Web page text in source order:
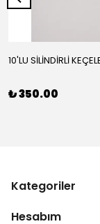
₺ 350.00
Kategoriler
Hesabım